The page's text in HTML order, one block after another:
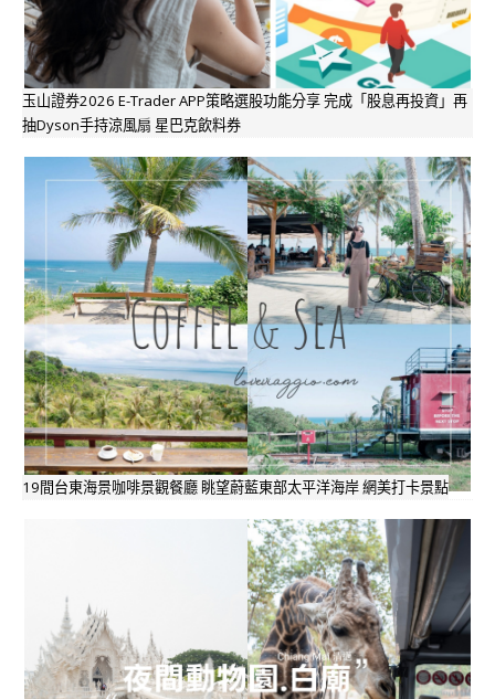
玉山證券2026 E-Trader APP策略選股功能分享 完成「股息再投資」再
抽Dyson手持涼風扇 星巴克飲料券
19間台東海景咖啡景觀餐廳 眺望蔚藍東部太平洋海岸 網美打卡景點